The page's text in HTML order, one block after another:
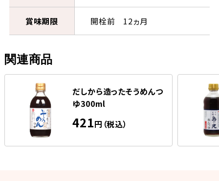
賞味期限 開栓前 12ヵ月
関連商品
だしから造ったそうめんつ
ゆ300ml
421円（税込）